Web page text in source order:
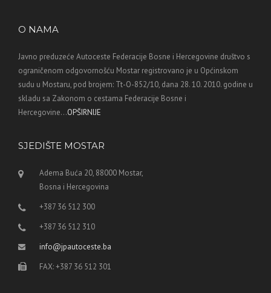
O NAMA
Javno preduzeće Autoceste Federacije Bosne i Hercegovine društvo s
ograničenom odgovornošću Mostar registrovano je u Općinskom
sudu u Mostaru, pod brojem: Tt-O-852/10, dana 28. 10. 2010. godine u
skladu sa Zakonom o cestama Federacije Bosne i
Hercegovine...OPŠIRNIJE
SJEDIŠTE MOSTAR
Adema Buća 20, 88000 Mostar,
Bosna i Hercegovina
+387 36 512 300
+387 36 512 310
info@jpautoceste.ba
FAX: +387 36 512 301